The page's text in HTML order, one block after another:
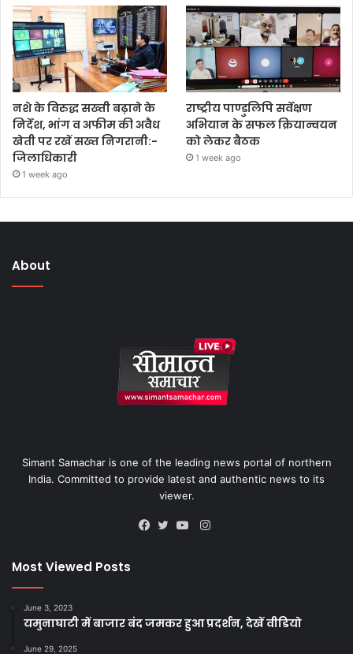
नशे के विरुद्ध सख्ती बढ़ाने के
निर्देश, भांग व अफीम की अवैध
खेती पर रखें सख्त निगरानी:-
जिलाधिकारी
1 week ago
राष्ट्रीय पाण्डुलिपि सर्वेक्षण
अभियान के सफल क्रियान्वयन
को लेकर बैठक
1 week ago
About
Simant Samachar is one of the leading news portal of northern
India. Committed to provide latest and authentic news to its
viewer.
Instagram
Most Viewed Posts
June 3, 2023
यमुनाघाटी में बाजार बंद जमकर हुआ प्रदर्शन, देखें वीडियो
June 29, 2025